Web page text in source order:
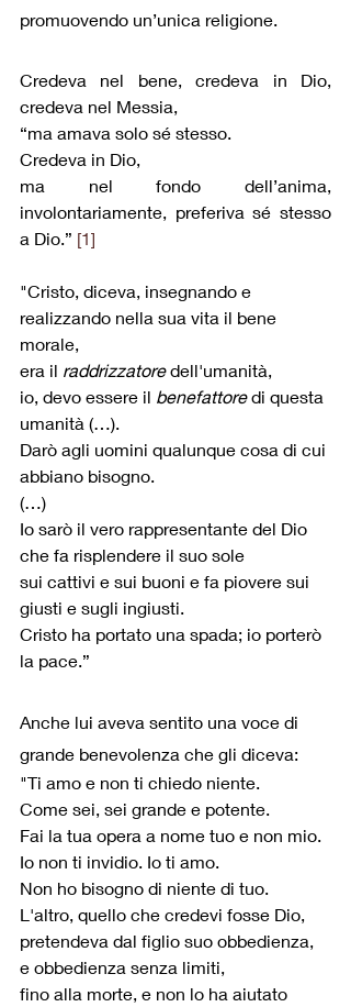
promuovendo un’unica religione.
Credeva nel bene, credeva in Dio,
credeva nel Messia,
“ma amava solo sé stesso.
Credeva in Dio,
ma nel fondo dell’anima,
involontariamente, preferiva sé stesso
a Dio.” [1]
"Cristo, diceva, insegnando e
realizzando nella sua vita il bene
morale,
era il raddrizzatore dell'umanità,
io, devo essere il benefattore di questa
umanità (…).
Darò agli uomini qualunque cosa di cui
abbiano bisogno.
(…)
Io sarò il vero rappresentante del Dio
che fa risplendere il suo sole
sui cattivi e sui buoni e fa piovere sui
giusti e sugli ingiusti.
Cristo ha portato una spada; io porterò
la pace.”
Anche lui aveva sentito una voce di
grande benevolenza che gli diceva:
"Ti amo e non ti chiedo niente.
Come sei, sei grande e potente.
Fai la tua opera a nome tuo e non mio.
Io non ti invidio. Io ti amo.
Non ho bisogno di niente di tuo.
L'altro, quello che credevi fosse Dio,
pretendeva dal figlio suo obbedienza,
e obbedienza senza limiti,
fino alla morte, e non lo ha aiutato